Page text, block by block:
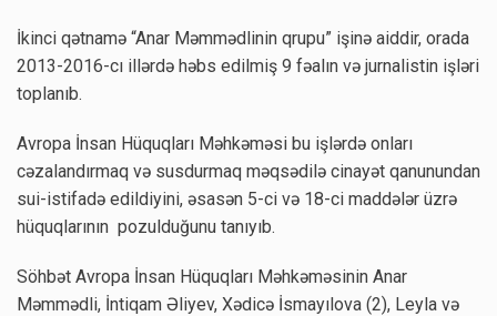
İkinci qətnamə “Anar Məmmədlinin qrupu” işinə aiddir, orada
2013-2016-cı illərdə həbs edilmiş 9 fəalın və jurnalistin işləri
toplanıb.
Avropa İnsan Hüquqları Məhkəməsi bu işlərdə onları
cəzalandırmaq və susdurmaq məqsədilə cinayət qanunundan
sui-istifadə edildiyini, əsasən 5-ci və 18-ci maddələr üzrə
hüquqlarının pozulduğunu tanıyıb.
Söhbət Avropa İnsan Hüquqları Məhkəməsinin Anar
Məmmədli, İntiqam Əliyev, Xədicə İsmayılova (2), Leyla və